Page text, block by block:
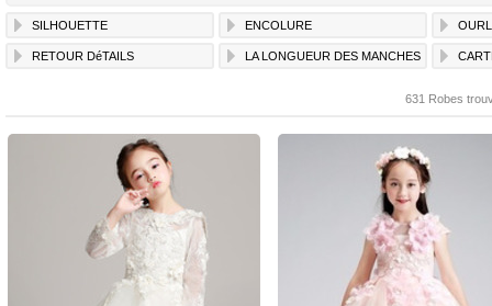
SILHOUETTE ENCOLURE
RETOUR DéTAILS LA LONGUEUR DES MANCHES
631 Robes